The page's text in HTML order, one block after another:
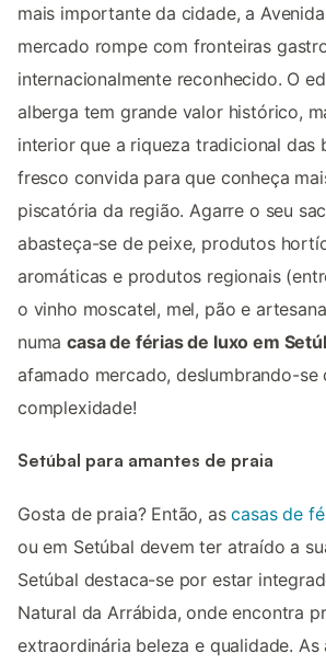
mais importante da cidade, a
mercado rompe com fronteiras
internacionalmente reconhecido. O
alberga tem grande valor histórico,
interior que a riqueza tradicional das
fresco convida para que conheça
piscatória da região. Agarre o seu
abasteça-se de peixe, produtos
aromáticas e produtos regionais
o vinho moscatel, mel, pão e
numacasa de férias de luxo em
afamado mercado, deslumbrando-se
complexidade!
Setúbal para amantes de praia
Gosta de praia? Então, ascasas de
ou em Setúbal devem ter atraído a
Setúbal destaca-se por estar
Natural da Arrábida, onde encontra
extraordinária beleza e qualidade. As